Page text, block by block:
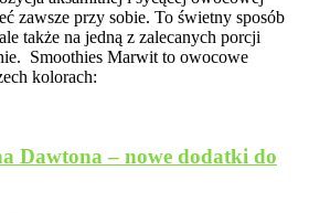
zawsze przy sobie. To świetny sposób
także na jedną z zalecanych porcji
Smoothies Marwit to owocowe
kolorach:
Dawtona – nowe dodatki do